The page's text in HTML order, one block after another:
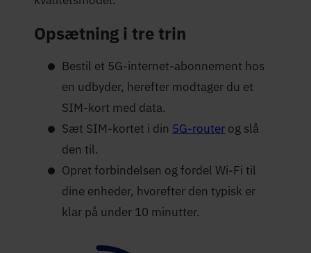
Opsætning i tre trin
Bestil et 5G-internet-abonnement hos
en udbyder, herefter modtager du et
SIM-kort med data.
Sæt SIM-kortet i din 5G-router og slå
den til.
Opret forbindelsen og fordel Wi-Fi til
dine enheder, hvorefter den typisk er
klar på under 10 minutter.